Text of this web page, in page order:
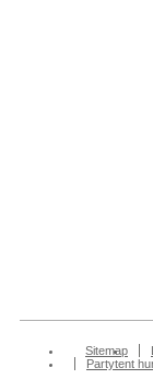
Sitemap
Partytent